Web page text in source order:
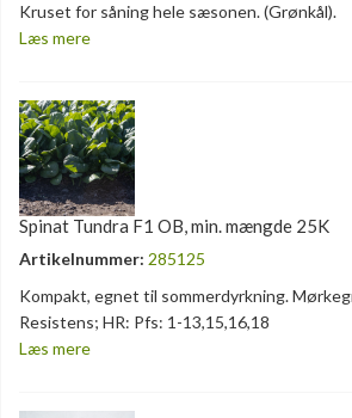
Kruset for såning hele sæsonen. (Grønkål).
Læs mere
Spinat Tundra F1 OB, min. mængde 25K
Artikelnummer: 285125
Kompakt, egnet til sommerdyrkning.
Resistens; HR: Pfs: 1-13,15,16,18
Læs mere